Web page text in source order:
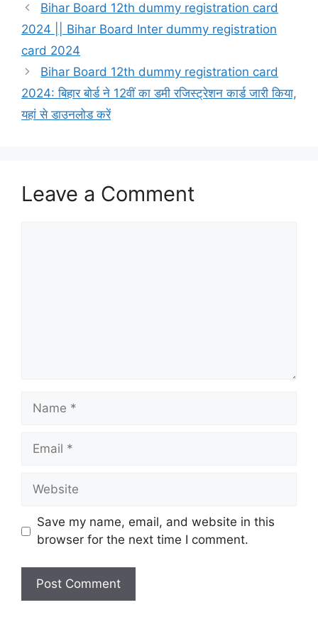
Bihar Board 12th dummy registration card
2024 || Bihar Board Inter dummy registration
card 2024
Bihar Board 12th dummy registration card
2024: बिहार बोर्ड ने 12वीं का डमी रजिस्ट्रेशन कार्ड जारी किया,
यहां से डाउनलोड करें
Leave a Comment
Name
Email
Website
Save my name, email, and website in this
browser for the next time I comment.